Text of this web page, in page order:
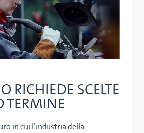
RICHIEDE SCELTE
TERMINE
in cui l’industria della